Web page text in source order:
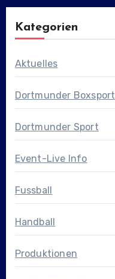
Kategorien
Aktuelles
Dortmunder Boxsport
Dortmunder Sport
Event-Live Info
Fussball
Handball
Produktionen